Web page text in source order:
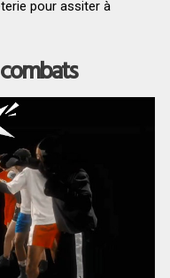
pour assiter à